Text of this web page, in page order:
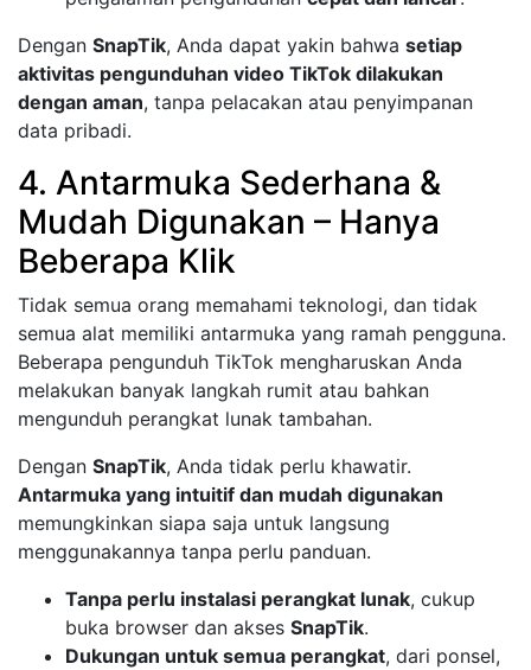
Dengan SnapTik, Anda dapat yakin bahwa setiap
aktivitas pengunduhan video TikTok dilakukan
dengan aman, tanpa pelacakan atau penyimpanan
data pribadi.
4. Antarmuka Sederhana &
Mudah Digunakan – Hanya
Beberapa Klik
Tidak semua orang memahami teknologi, dan tidak
semua alat memiliki antarmuka yang ramah pengguna.
Beberapa pengunduh TikTok mengharuskan Anda
melakukan banyak langkah rumit atau bahkan
mengunduh perangkat lunak tambahan.
Dengan SnapTik, Anda tidak perlu khawatir.
Antarmuka yang intuitif dan mudah digunakan
memungkinkan siapa saja untuk langsung
menggunakannya tanpa perlu panduan.
Tanpa perlu instalasi perangkat lunak, cukup
buka browser dan akses SnapTik.
Dukungan untuk semua perangkat, dari ponsel,